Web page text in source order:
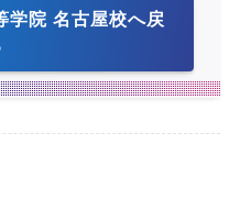
学院 名古屋校へ戻